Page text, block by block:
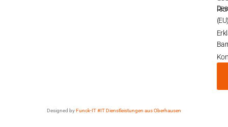
Designed byFunck-IT #IT Dienstleistungen aus Oberhausen